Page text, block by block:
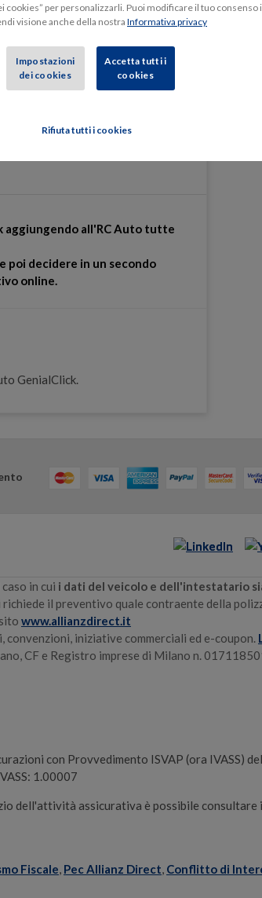
in aggiunta alla garanzia
puoi acquistare questa garanzia.
da scioperi, tumulti popolari,
qualora si utilizzino le
aggiungendo all'RC Auto tutte
poi decidere in un secondo
online.
GenialClick.
in cui i dati del veicolo e dell'intestatario
il preventivo quale contraente della
www.allianzdirect.it
iniziative commerciali ed e-coupon.
CF e Registro imprese di Milano n.
con Provvedimento ISVAP (ora IVASS)
1.00007
dell'attività assicurativa è possibile consultare
Fiscale, Pec Allianz Direct, Conflitto di
cookies” per personalizzarli. Puoi modificare il tuo consenso
visione anche della nostraInformativa privacy
Rifiuta tutti i cookies
Impostazioni
dei cookies
Accetta tutti i
cookies